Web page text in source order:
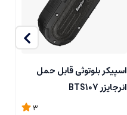
اسپیکر بلوتوثی قابل حمل
انرجایزر BTS107
3